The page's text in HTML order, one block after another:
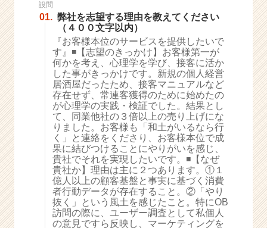
ト
が
届
く
就
活
サ
イ
ト
チ
ア
キ
ャ
リ
ア
（C
h
設問
01. 弊社を志望する理由を教えてください
（４００文字以内）
『お客様本位のサービスを提供したいで
す』◾️【志望のきっかけ】お客様第一が
何かを考え、心理学を学び、接客に活か
した事がきっかけです。新規の個人経営
居酒屋だったため、接客マニュアルなど
存在せず、常連客獲得のために始めたの
が心理学の実践・検証でした。結果とし
て、同業他社の３倍以上の売り上げにな
りました。お客様も「和土がいるなら行
く」と連絡をくださり、お客様本位で成
果に結びつけることにやりがいを感じ、
貴社でそれを実現したいです。◾️【なぜ
貴社か】理由は主に２つあります。①１
億人以上の顧客基盤と事実に基づく消費
者行動データが存在すること。②「やり
抜く」という風土を感じたこと。特にOB
訪問の際に、ユーザー調査として私個人
の意見ですら反映し、マーケティングを